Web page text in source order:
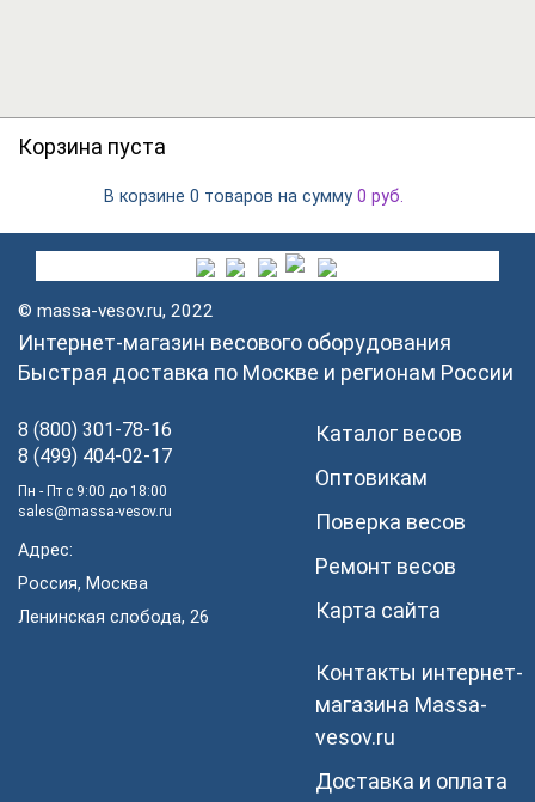
Корзина пуста
В корзине 0 товаров на сумму 0 руб.
© massa-vesov.ru, 2022
Интернет-магазин весового оборудования
Быстрая доставка по Москве и регионам России
8 (800) 301-78-16
8 (499) 404-02-17
Пн - Пт с 9:00 до 18:00
sales@massa-vesov.ru
Адрес:
Россия, Москва
Ленинская слобода, 26
Каталог весов
Оптовикам
Поверка весов
Ремонт весов
Карта сайта
Контакты интернет-
магазина Мassa-
vesov.ru
Доставка и оплата